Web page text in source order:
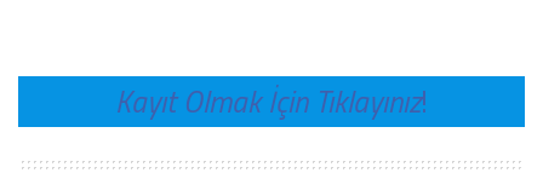
Kayıt Olmak İçin Tıklayınız!